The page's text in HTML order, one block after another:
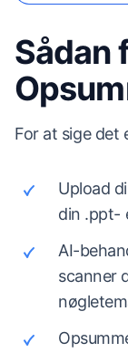
Sådan
For at sige det
Upload
din .ppt-
AI-
scanner